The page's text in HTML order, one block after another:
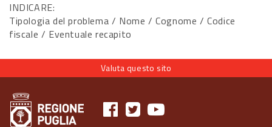
INDICARE:
Tipologia del problema / Nome / Cognome / Codice
fiscale / Eventuale recapito
Valuta questo sito